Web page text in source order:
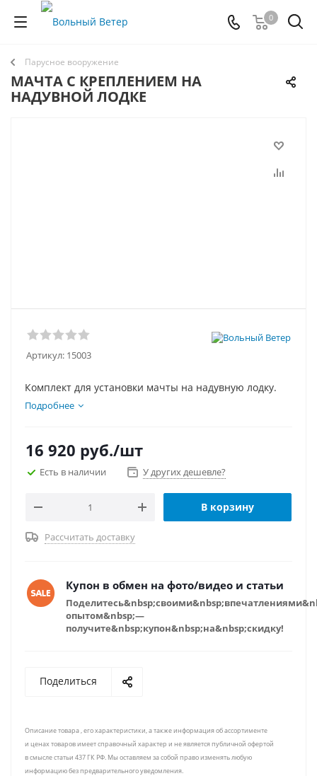
0
Парусное вооружение
МАЧТА С КРЕПЛЕНИЕМ НА
НАДУВНОЙ ЛОДКЕ
Артикул: 15003
Комплект для установки мачты на надувную лодку.
Подробнее
16 920 руб./шт
Есть в наличии У других дешевле?
В корзину
Рассчитать доставку
Купон в обмен на фото/видео и статьи
опытом&nbsp;—
получите&nbsp;купон&nbsp;на&nbsp;скидку!
Поделиться
Описание товара , его характеристики, а также информация об ассортименте
и ценах товаров имеет справочный характер и не является публичной офертой
в смысле статьи 437 ГК РФ. Мы оставляем за собой право изменять любую
информацию без предварительного уведомления.